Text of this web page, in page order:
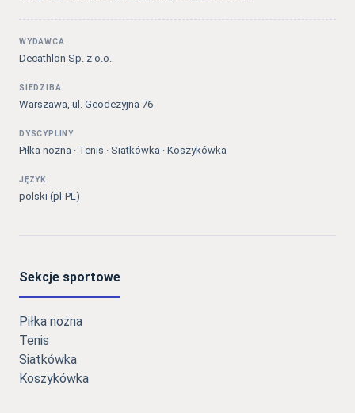
WYDAWCA
Decathlon Sp. z o.o.
SIEDZIBA
Warszawa, ul. Geodezyjna 76
DYSCYPLINY
Piłka nożna · Tenis · Siatkówka · Koszykówka
JĘZYK
polski (pl-PL)
Sekcje sportowe
Piłka nożna
Tenis
Siatkówka
Koszykówka